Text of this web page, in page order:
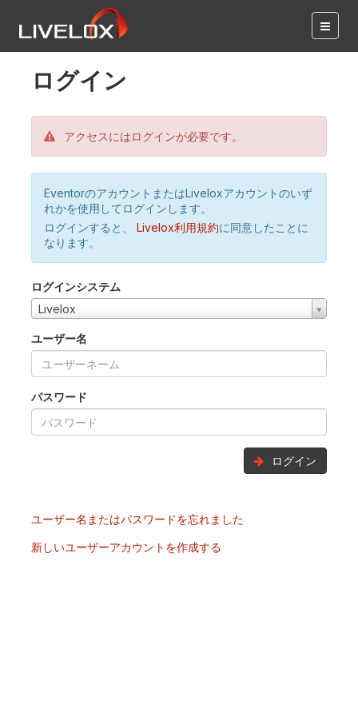
ログイン
アクセスにはログインが必要です。
EventorのアカウントまたはLiveloxアカウントのいず
れかを使用してログインします。
ログインすると、
Livelox利用規約に同意したことに
なります。
ログインシステム
Livelox
ユーザー名
パスワード
ログイン
ユーザー名またはパスワードを忘れました
新しいユーザーアカウントを作成する